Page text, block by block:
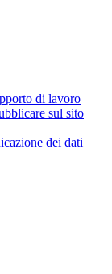
di lavoro
sul sito
dei dati